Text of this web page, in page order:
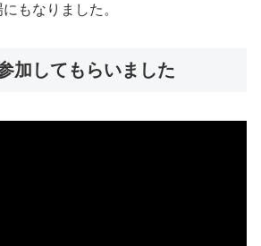
もなりました。
加してもらいました